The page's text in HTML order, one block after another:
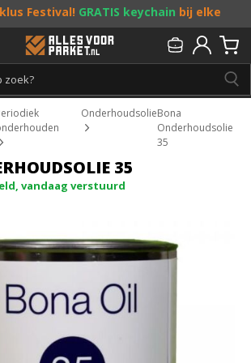
Festival! GRATIS keychain bij elke
entoffe acties! Doe je mee?
013 - 207 00 01
OnderhoudsolieBona
Onderhoudsolie
35
35
vandaag verstuurd